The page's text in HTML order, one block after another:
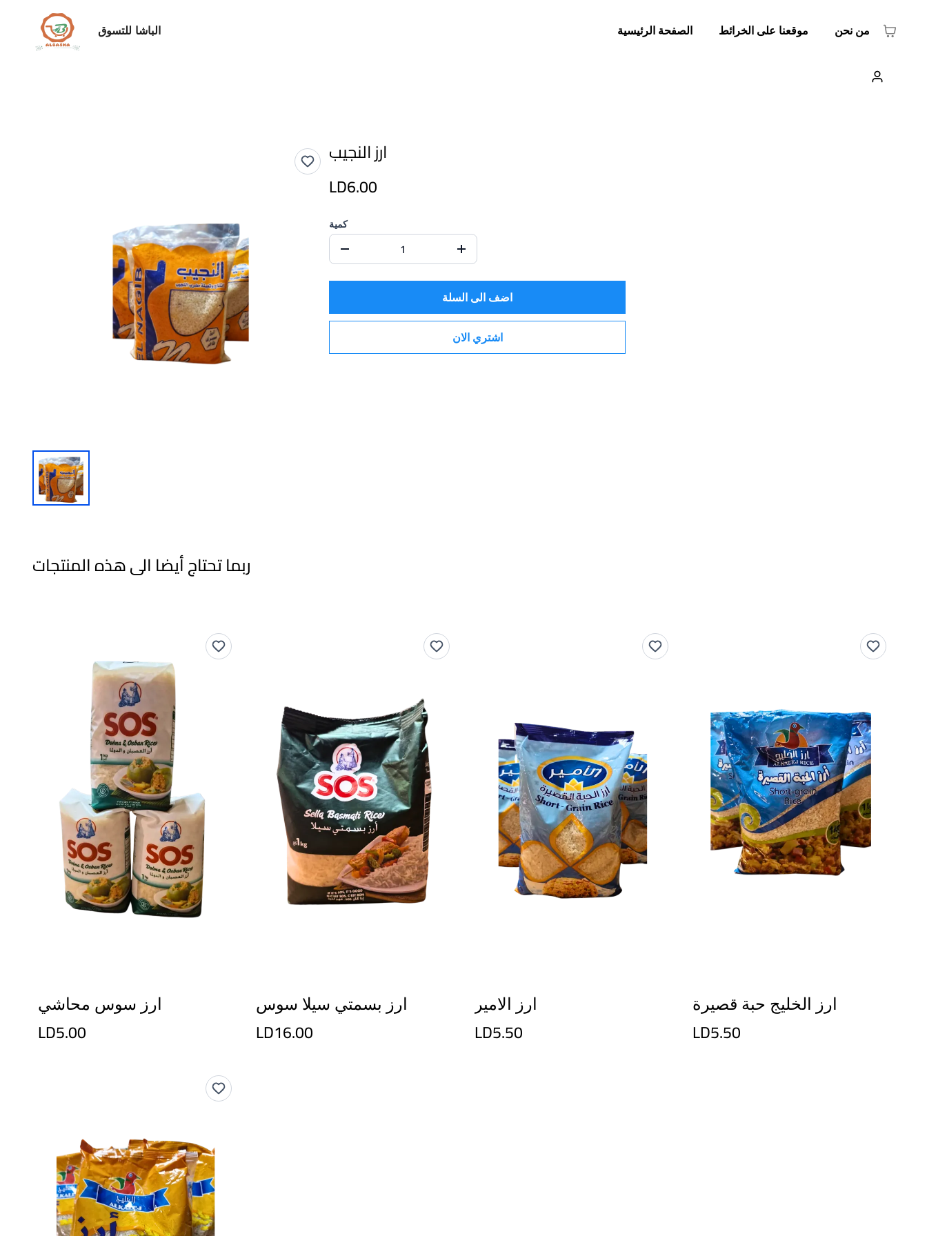
الباشا للتسوق الصفحة الرئيسية موقعنا على الخرائط من نحن
ارز النجيب
LD6.00
كمية
اضف الى السلة
اشتري الان
ربما تحتاج أيضا الى هذه المنتجات
ارز سوس محاشي
LD5.00
ارز بسمتي سيلا سوس
LD16.00
ارز الامير
LD5.50
ارز الخليج حبة قصيرة
LD5.50